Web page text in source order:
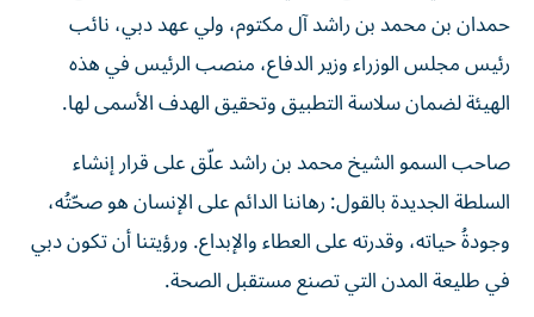
حمدان بن محمد بن راشد آل مكتوم، ولي عهد دبي، نائب
رئيس مجلس الوزراء وزير الدفاع، منصب الرئيس في هذه
الهيئة لضمان سلاسة التطبيق وتحقيق الهدف الأسمى لها.
صاحب السمو الشيخ محمد بن راشد علّق على قرار إنشاء
السلطة الجديدة بالقول: رهاننا الدائم على الإنسان هو صحّتُه،
وجودةُ حياته، وقدرته على العطاء والإبداع. ورؤيتنا أن تكون دبي
في طليعة المدن التي تصنع مستقبل الصحة.